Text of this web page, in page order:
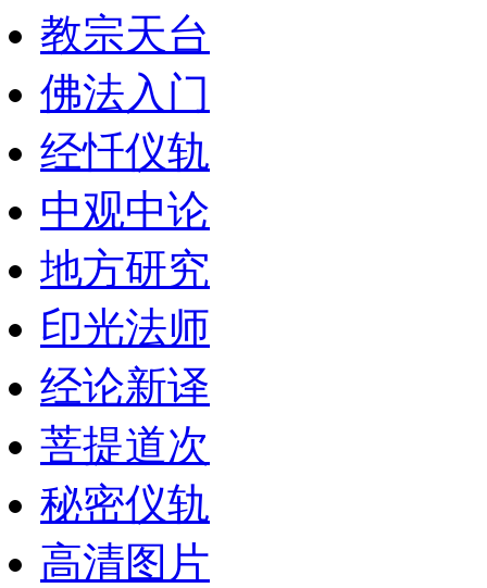
教宗天台
佛法入门
经忏仪轨
中观中论
地方研究
印光法师
经论新译
菩提道次
秘密仪轨
高清图片